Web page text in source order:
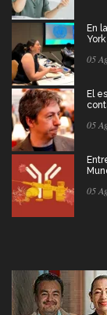
En
05
El
05
05